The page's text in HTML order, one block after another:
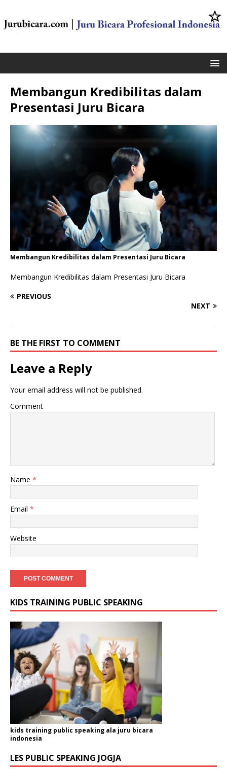
Membangun Kredibilitas dalam
Presentasi Juru Bicara
Membangun Kredibilitas dalam Presentasi Juru Bicara
Membangun Kredibilitas dalam Presentasi Juru Bicara
PREVIOUS
NEXT
BE THE FIRST TO COMMENT
Leave a Reply
Your email address will not be published.
Comment
Name *
Email *
Website
KIDS TRAINING PUBLIC SPEAKING
kids training public speaking ala juru bicara
indonesia
LES PUBLIC SPEAKING JOGJA